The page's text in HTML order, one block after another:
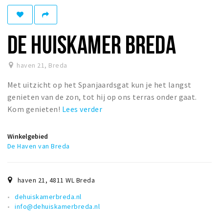
Woonruimte
Inschrijven gemeente
Zorgverzekering
Huisarts en eerste hulp
Q&A
KORTING
Breda Student Shop
VRIJE TIJD
Nieuws
Agenda
Bezienswaardigheden
DE HUISKAMER BREDA
haven 21, Breda
Met uitzicht op het Spanjaardsgat kun je het langst
genieten van de zon, tot hij op ons terras onder gaat.
Kom genieten! Lees verder
Winkelgebied
De Haven van Breda
haven 21, 4811 WL Breda
dehuiskamerbreda.nl
info@dehuiskamerbreda.nl